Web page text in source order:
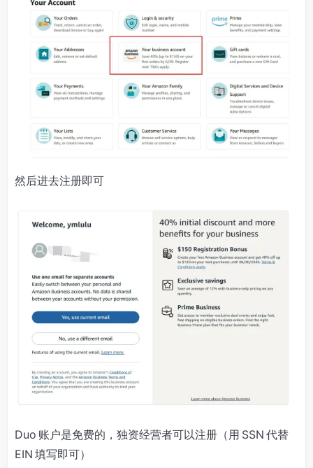
然后进去注册即可
Duo 账户是免费的，独资经营者可以注册（用 SSN 代替
EIN 填写即可）